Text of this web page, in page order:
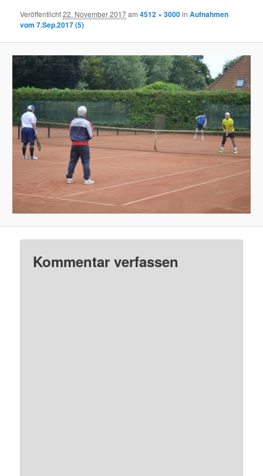
Veröffentlicht22. November 2017am4512 × 3000inAufnahmen
vom 7.Sep.2017 (5)
Kommentar verfassen